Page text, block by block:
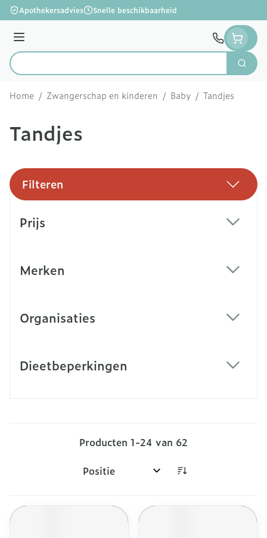
Ga naar de inhoud
Apothekersadvies Snelle beschikbaarheid
Menu
Product, merk, categorie...
Zoek
Home / Zwangerschap en kinderen / Baby / Tandjes
Tandjes
Filteren
Prijs
Merken
Organisaties
Dieetbeperkingen
Producten 1-24 van 62
Sorteer op: